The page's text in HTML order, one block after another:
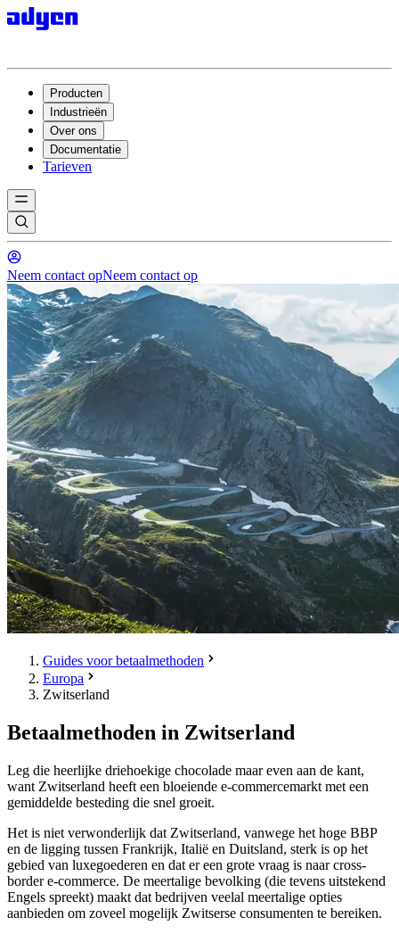
Producten
Industrieën
Over ons
Documentatie
Tarieven
Neem contact opNeem contact op
Guides voor betaalmethoden
Europa
Zwitserland
Betaalmethoden in Zwitserland
Leg die heerlijke driehoekige chocolade maar even aan de kant,
want Zwitserland heeft een bloeiende e-commercemarkt met een
gemiddelde besteding die snel groeit.
Het is niet verwonderlijk dat Zwitserland, vanwege het hoge BBP
en de ligging tussen Frankrijk, Italië en Duitsland, sterk is op het
gebied van luxegoederen en dat er een grote vraag is naar cross-
border e-commerce. De meertalige bevolking (die tevens uitstekend
Engels spreekt) maakt dat bedrijven veelal meertalige opties
aanbieden om zoveel mogelijk Zwitserse consumenten te bereiken.